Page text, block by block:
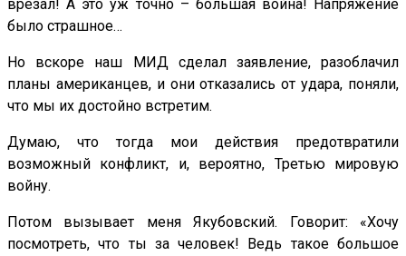
врезал! А это уж точно – большая война! Напряжение
было страшное…
Но вскоре наш МИД сделал заявление, разоблачил
планы американцев, и они отказались от удара, поняли,
что мы их достойно встретим.
Думаю, что тогда мои действия предотвратили
возможный конфликт, и, вероятно, Третью мировую
войну.
Потом вызывает меня Якубовский. Говорит: «Хочу
посмотреть, что ты за человек! Ведь такое большое